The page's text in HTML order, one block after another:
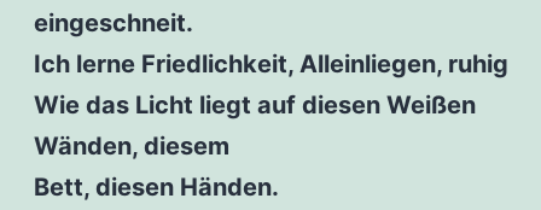
eingeschneit.
Ich lerne Friedlichkeit, Alleinliegen, ruhig
Wie das Licht liegt auf diesen Weißen
Wänden, diesem
Bett, diesen Händen.